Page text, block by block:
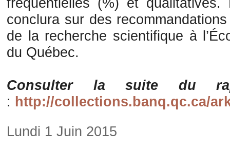
conclura sur des
de la recherche scientifique à
du Québec.
Consulter la suite du
: http://collections.banq.qc.ca/
Lundi 1 Juin 2015